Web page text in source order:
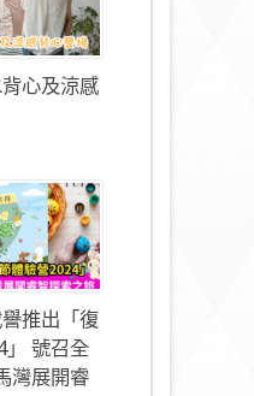
心及涼感
推出「復
」 號召全
灣展開睿